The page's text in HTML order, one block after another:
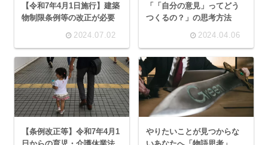
【令和7年4月1日施行】建築
物制限条例等の改正が必要
2024.07.02
「「自分の意見」ってどう
つくるの？」の思考方法
2024.04.06
【条例改正等】令和7年4月1
やりたいことが見つからな